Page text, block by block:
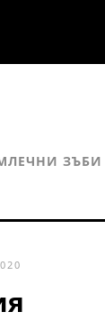
ЗЪБИ